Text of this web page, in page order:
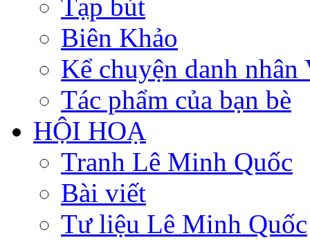
Tạp bút
Biên Khảo
Kể chuyện danh nhân
Tác phẩm của bạn bè
HỘI HOẠ
Tranh Lê Minh Quốc
Bài viết
Tư liệu Lê Minh Quốc